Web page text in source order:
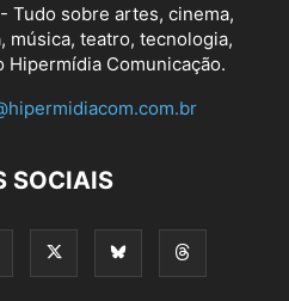
Tudo sobre artes, cinema,
música, teatro, tecnologia,
Comunicação.
SOCIAIS